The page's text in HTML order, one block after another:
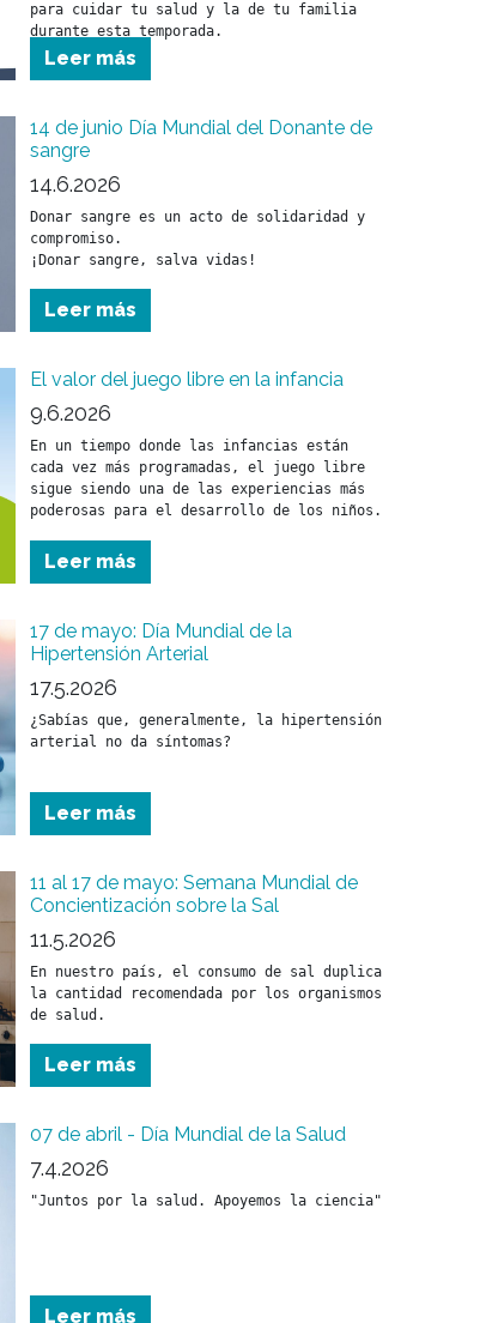
para cuidar tu salud y la de tu familia
Leer más
14 de junio Día Mundial del Donante de
sangre
14.6.2026
Donar sangre es un acto de solidaridad y
compromiso.
¡Donar sangre, salva vidas!
Leer más
El valor del juego libre en la infancia
9.6.2026
En un tiempo donde las infancias están
cada vez más programadas, el juego libre
sigue siendo una de las experiencias más
Leer más
17 de mayo: Día Mundial de la
Hipertensión Arterial
17.5.2026
¿Sabías que, generalmente, la hipertensión
arterial no da síntomas?
Leer más
11 al 17 de mayo: Semana Mundial de
Concientización sobre la Sal
11.5.2026
En nuestro país, el consumo de sal duplica
la cantidad recomendada por los organismos
de salud.
Leer más
07 de abril - Día Mundial de la Salud
7.4.2026
Leer más